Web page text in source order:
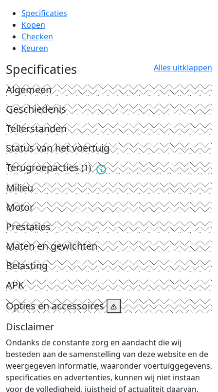
Specificaties
Kopen
Checken
Keuren
Specificaties Alles uitklappen
Algemeen
Geschiedenis
Tellerstanden
Status van het voertuig
Terugroepacties(1)
Milieu
Motor
Prestaties
Maten en gewichten
Belasting
APK
Opties en accessoires
Disclaimer
Ondanks de constante zorg en aandacht die wij
besteden aan de samenstelling van deze website en de
weergegeven informatie, waaronder voertuiggegevens,
specificaties en advertenties, kunnen wij niet instaan
voor de volledigheid, juistheid of actualiteit daarvan.